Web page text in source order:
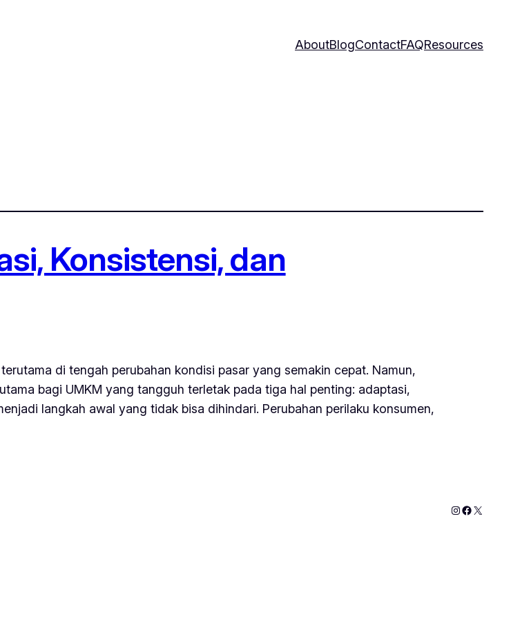
AboutBlogContactFAQResources
Konsistensi, dan
di tengah perubahan kondisi pasar yang semakin cepat. Namun,
bagi UMKM yang tangguh terletak pada tiga hal penting: adaptasi,
langkah awal yang tidak bisa dihindari. Perubahan perilaku konsumen,
Instagram
X